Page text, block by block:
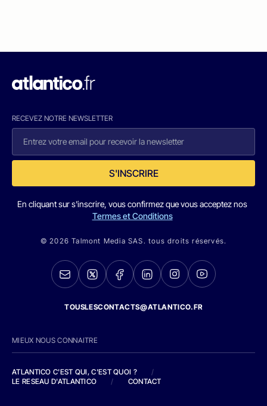
RECEVEZ NOTRE NEWSLETTER
S'INSCRIRE
En cliquant sur s'inscrire, vous confirmez que vous acceptez nos
Termes et Conditions
© 2026 Talmont Media SAS. tous droits réservés.
TOUSLESCONTACTS@ATLANTICO.FR
MIEUX NOUS CONNAITRE
ATLANTICO C'EST QUI, C'EST QUOI ?
/
LE RESEAU D'ATLANTICO
/ CONTACT